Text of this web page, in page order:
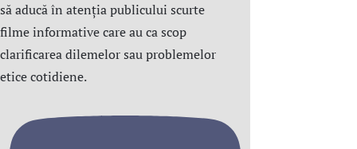
să aducă în atenția publicului scurte
filme informative care au ca scop
clarificarea dilemelor sau problemelor
etice cotidiene.